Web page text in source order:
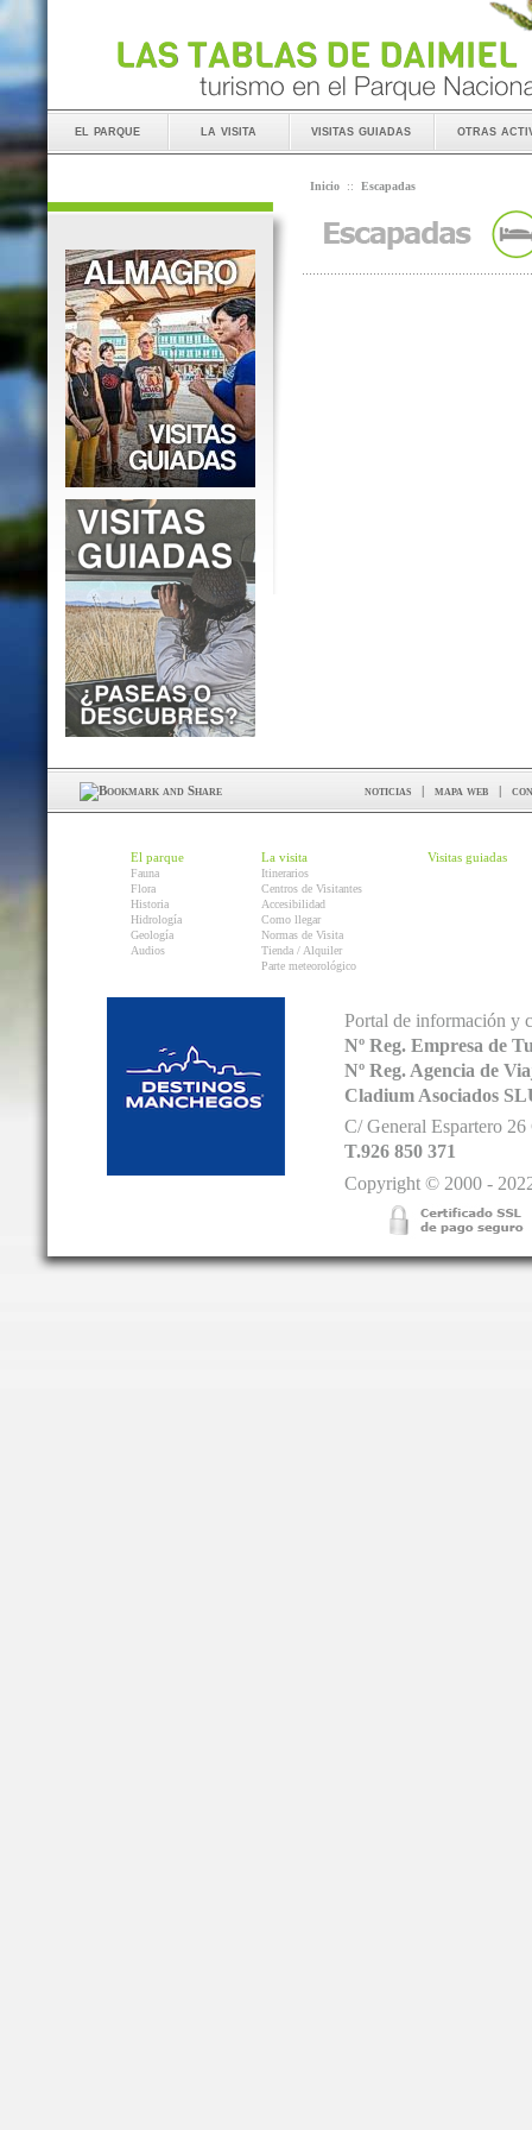
el parque la visita visitas guiadas otras
Inicio :: Escapadas
noticias | mapa web |
El parque
Fauna
Flora
Historia
Hidrología
Geología
Audios
La visita
Itinerarios
Centros de Visitantes
Accesibilidad
Como llegar
Normas de Visita
Tienda / Alquiler
Parte meteorológico
Visitas guiadas
Portal de información y
Nº Reg. Empresa de
Nº Reg. Agencia de
Cladium Asociados
C/ General Espartero
T.926 850 371
Copyright © 2000 -